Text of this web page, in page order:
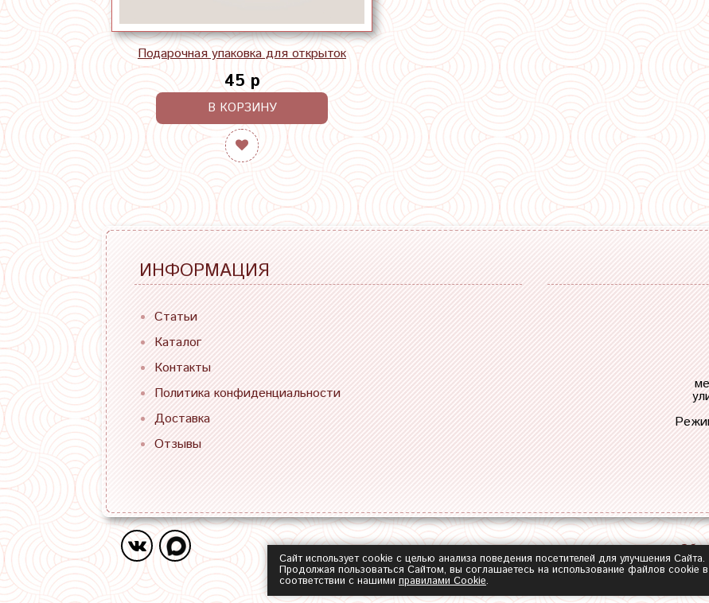
Подарочная упаковка для открыток
45 р
В КОРЗИНУ
ИНФОРМАЦИЯ
Статьи
Каталог
Контакты
Политика конфиденциальности
Доставка
Отзывы
Сайт использует cookie с целью анализа поведения посетителей для улучшения Сайта.
Продолжая пользоваться Сайтом, вы соглашаетесь на использование файлов cookie в
соответствии с нашими правилами Сookie.